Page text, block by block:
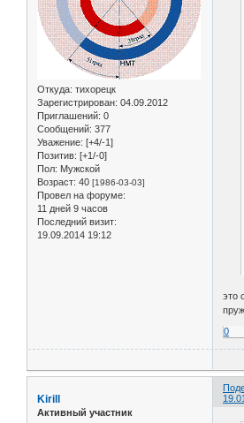
Откуда: тихорецк
Зарегистрирован: 04.09.2012
Приглашений: 0
Сообщений: 377
Уважение: [+4/-1]
Позитив: [+1/-0]
Пол: Мужской
Возраст: 40 [1986-03-03]
Провел на форуме:
11 дней 9 часов
Последний визит:
19.09.2014 19:12
это
0
Kirill
Активный участник